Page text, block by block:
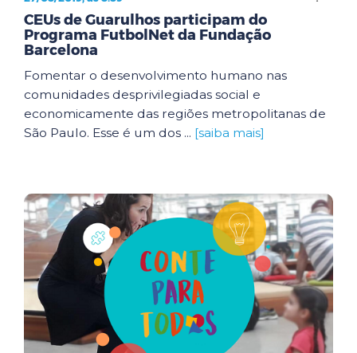
CEUs de Guarulhos participam do
Programa FutbolNet da Fundação
Barcelona
Fomentar o desenvolvimento humano nas
comunidades desprivilegiadas social e
economicamente das regiões metropolitanas de
São Paulo. Esse é um dos ... [saiba mais]